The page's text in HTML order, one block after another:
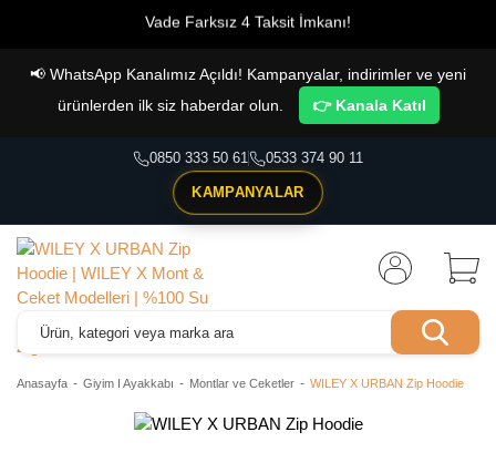
Vade Farksız 4 Taksit İmkanı!
📢 WhatsApp Kanalımız Açıldı! Kampanyalar, indirimler ve yeni
ürünlerden ilk siz haberdar olun.
👉 Kanala Katıl
0850 333 50 61 0533 374 90 11
KAMPANYALAR
Anasayfa Giyim I Ayakkabı Montlar ve Ceketler WILEY X URBAN Zip Hoodie